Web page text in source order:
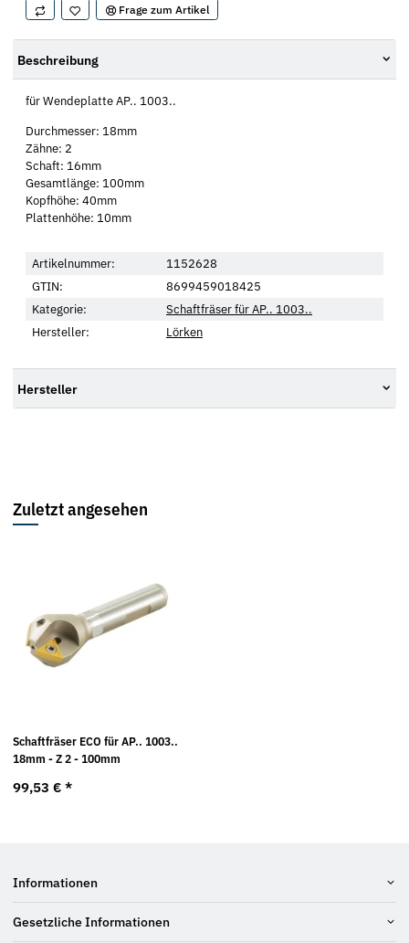
Frage zum Artikel
Beschreibung
für Wendeplatte AP.. 1003..
Durchmesser: 18mm
Zähne: 2
Schaft: 16mm
Gesamtlänge: 100mm
Kopfhöhe: 40mm
Plattenhöhe: 10mm
Artikelnummer:
1152628
GTIN:
8699459018425
Kategorie:
Schaftfräser für AP.. 1003..
Hersteller:
Lörken
Hersteller
Zuletzt angesehen
Schaftfräser ECO für AP.. 1003..
18mm - Z 2 - 100mm
99,53 € *
Informationen
Gesetzliche Informationen